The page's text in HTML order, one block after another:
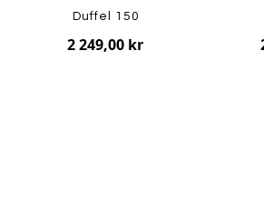
Duffel 150
2 249,00 kr